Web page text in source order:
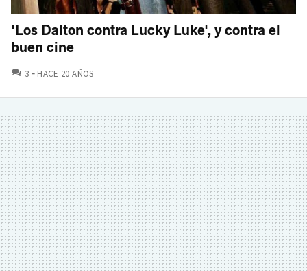
'Los Dalton contra Lucky Luke', y contra el
buen cine
3 COMENTARIOS
HACE 20 AÑOS